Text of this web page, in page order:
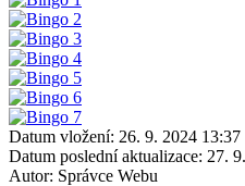
Datum vložení: 26. 9. 2024 13:37
Datum poslední aktualizace: 27.
Autor: Správce Webu